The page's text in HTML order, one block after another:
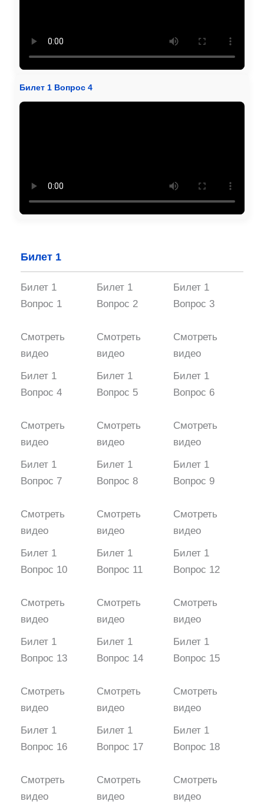
Билет 1 Вопрос 4
Билет 1
Билет 1
Вопрос 1
Смотреть
видео
Билет 1
Вопрос 2
Смотреть
видео
Билет 1
Вопрос 3
Смотреть
видео
Билет 1
Вопрос 4
Смотреть
видео
Билет 1
Вопрос 5
Смотреть
видео
Билет 1
Вопрос 6
Смотреть
видео
Билет 1
Вопрос 7
Смотреть
видео
Билет 1
Вопрос 8
Смотреть
видео
Билет 1
Вопрос 9
Смотреть
видео
Билет 1
Вопрос 10
Смотреть
видео
Билет 1
Вопрос 11
Смотреть
видео
Билет 1
Вопрос 12
Смотреть
видео
Билет 1
Вопрос 13
Смотреть
видео
Билет 1
Вопрос 14
Смотреть
видео
Билет 1
Вопрос 15
Смотреть
видео
Билет 1
Вопрос 16
Смотреть
видео
Билет 1
Вопрос 17
Смотреть
видео
Билет 1
Вопрос 18
Смотреть
видео